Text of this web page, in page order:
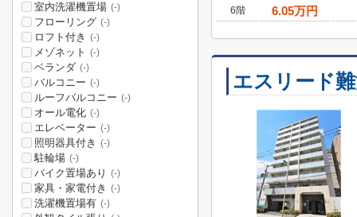
6階
6.05万円
エスリード
室内洗濯機置場 (-)
フローリング (-)
ロフト付き (-)
メゾネット (-)
ベランダ (-)
バルコニー (-)
ルーフバルコニー (-)
オール電化 (-)
エレベーター (-)
照明器具付き (-)
駐輪場 (-)
バイク置場あり (-)
家具・家電付き (-)
洗濯機置場有 (-)